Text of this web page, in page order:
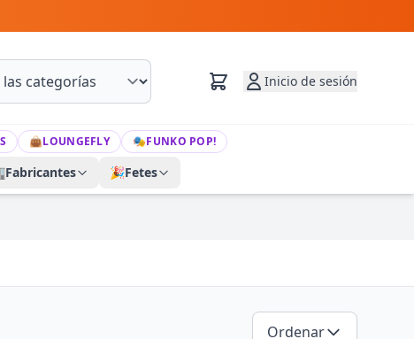
Inicio de sesión
👜LOUNGEFLY 🎭FUNKO POP!
Fabricantes 🎉Fetes
Ordenar